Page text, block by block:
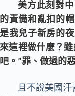
美方此刻對
的責備和亂扣的
是我兒子新房的
來這裡做什麼？
吧。”罪、做過的
且不說美國汗